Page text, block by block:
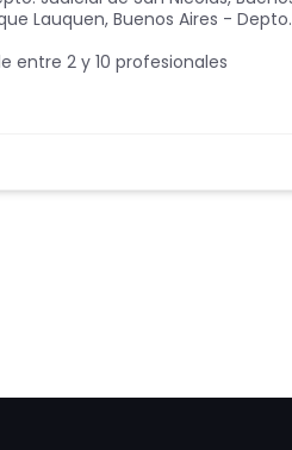
Lauquen, Buenos Aires -
entre 2 y 10 profesionales